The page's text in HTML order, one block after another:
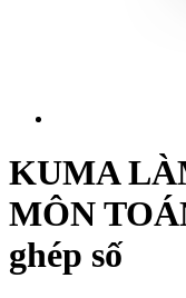
KUMA
MÔN
ghép số